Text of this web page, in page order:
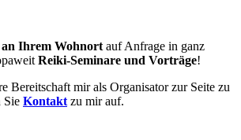
an Ihrem Wohnort auf Anfrage in ganz
Reiki-Seminare und Vorträge!
Bereitschaft mir als Organisator zur Seite zu
Sie Kontakt zu mir auf.